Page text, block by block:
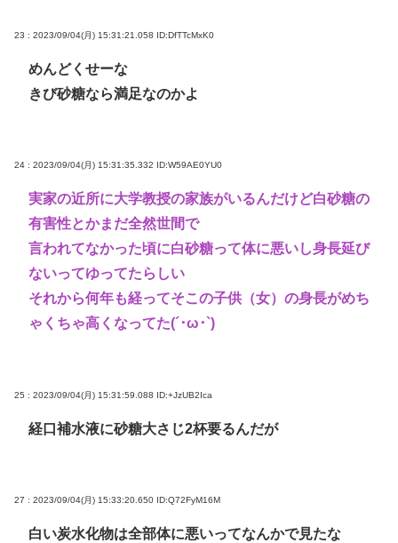
23 : 2023/09/04(月) 15:31:21.058 ID:DfTTcMxK0
めんどくせーな
きび砂糖なら満足なのかよ
24 : 2023/09/04(月) 15:31:35.332 ID:W59AE0YU0
実家の近所に大学教授の家族がいるんだけど白砂糖の
有害性とかまだ全然世間で
言われてなかった頃に白砂糖って体に悪いし身長延び
ないってゆってたらしい
それから何年も経ってそこの子供（女）の身長がめち
ゃくちゃ高くなってた(´･ω･`)
25 : 2023/09/04(月) 15:31:59.088 ID:+JzUB2Ica
経口補水液に砂糖大さじ2杯要るんだが
27 : 2023/09/04(月) 15:33:20.650 ID:Q72FyM16M
白い炭水化物は全部体に悪いってなんかで見たな